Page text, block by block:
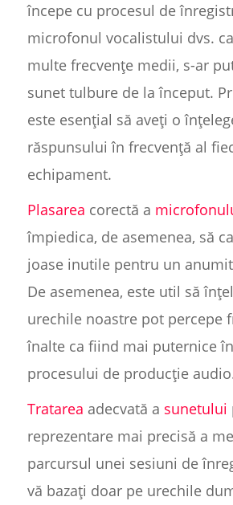
începe cu procesul de
microfonul vocalistului dvs.
multe frecvențe medii, s-ar
sunet tulbure de la început.
este esențial să aveți o
răspunsului în frecvență al
echipament.
Plasarea corectă a
împiedica, de asemenea, să
joase inutile pentru un
De asemenea, este util să
urechile noastre pot percepe
înalte ca fiind mai puternice
procesului de producție
Tratarea adecvată a sunetului
reprezentare mai precisă a
parcursul unei sesiuni de
vă bazați doar pe urechile